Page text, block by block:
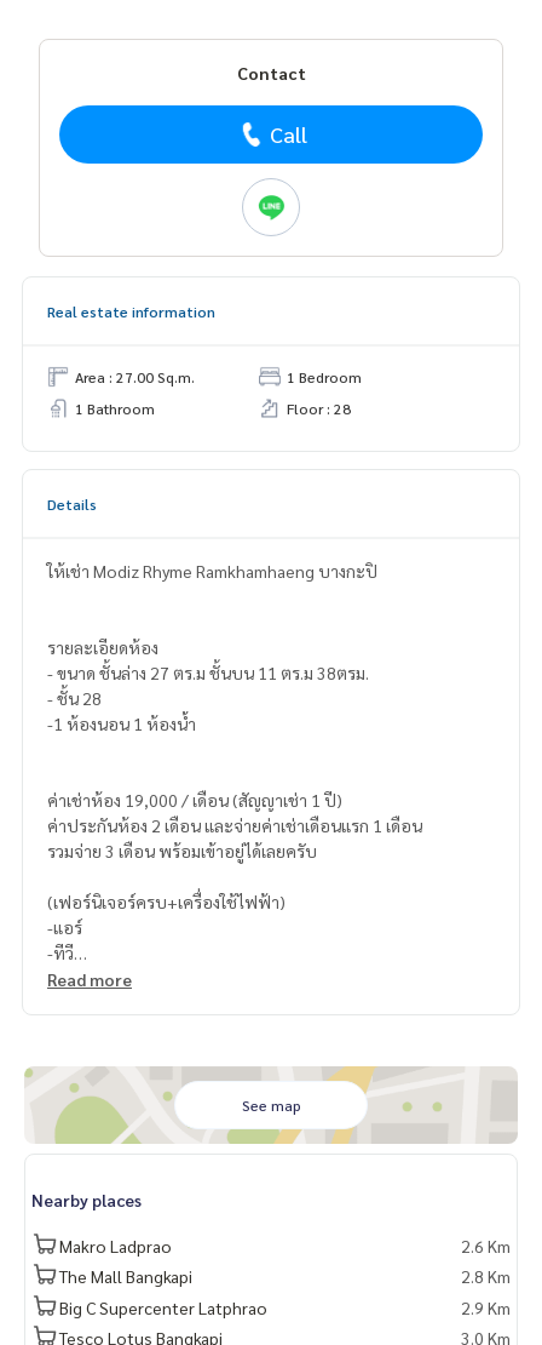
Contact
Call
Real estate information
Area : 27.00 Sq.m.
1 Bedroom
1 Bathroom
Floor : 28
Details
ให้เช่า Modiz Rhyme Ramkhamhaeng บางกะปิ
รายละเอียดห้อง
- ขนาด ชั้นล่าง 27 ตร.ม ชั้นบน 11 ตร.ม 38ตรม.
- ชั้น 28
-1 ห้องนอน 1 ห้องน้ำ
ค่าเช่าห้อง 19,000 / เดือน (สัญญาเช่า 1 ปี)
ค่าประกันห้อง 2 เดือน และจ่ายค่าเช่าเดือนแรก 1 เดือน
รวมจ่าย 3 เดือน พร้อมเข้าอยู่ได้เลยครับ
(เฟอร์นิเจอร์ครบ+เครื่องใช้ไฟฟ้า)
-แอร์
-ทีวี
-ตู้เย็น
Read more
See map
Nearby places
Makro Ladprao
2.6 Km
The Mall Bangkapi
2.8 Km
Big C Supercenter Latphrao
2.9 Km
Tesco Lotus Bangkapi
3.0 Km